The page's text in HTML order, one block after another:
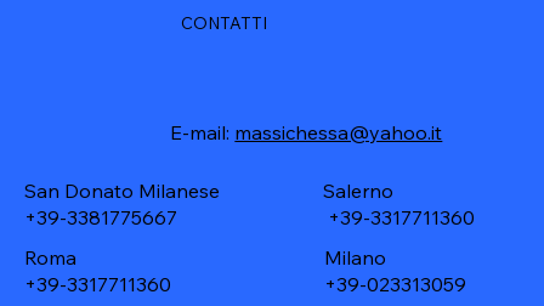
Milano
+39-023313059
San Donato Milanese
+39-3381775667
CONTATTI
Roma
+39-3317711360
Salerno
+39-3317711360
E-mail: massichessa@yahoo.it